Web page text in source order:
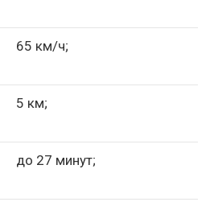
65 км/ч;
5 км;
до 27 минут;